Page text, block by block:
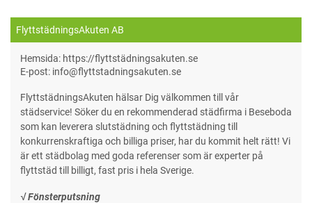
FlyttstädningsAkuten AB
Hemsida: https://flyttstädningsakuten.se
E-post: info@flyttstadningsakuten.se
FlyttstädningsAkuten hälsar Dig välkommen till vår
städservice! Söker du en rekommenderad städfirma i Beseboda
som kan leverera slutstädning och flyttstädning till
konkurrenskraftiga och billiga priser, har du kommit helt rätt! Vi
är ett städbolag med goda referenser som är experter på
flyttstäd till billigt, fast pris i hela Sverige.
√ Fönsterputsning